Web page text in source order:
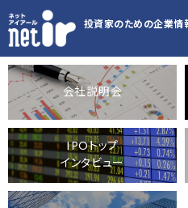
投資家のための企業情
会社説明会
IPOトップ
インタビュー